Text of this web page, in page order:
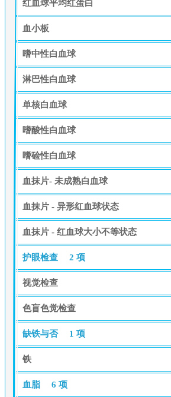
红血球平均红蛋白
血小板
嗜中性白血球
淋巴性白血球
单核白血球
嗜酸性白血球
嗜硷性白血球
血抹片- 未成熟白血球
血抹片 - 异形红血球状态
血抹片 - 红血球大小不等状态
护眼检查 2 项
视觉检查
色盲色觉检查
缺铁与否 1 项
铁
血脂 6 项